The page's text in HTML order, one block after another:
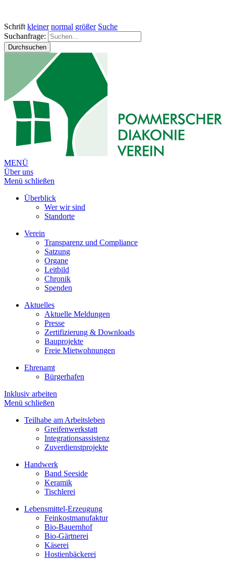
Schrift kleiner normal größer Suche
Suchanfrage:
Durchsuchen
MENÜ
Über uns
Menü schließen
Überblick
Wer wir sind
Standorte
Verein
Transparenz und Compliance
Satzung
Organe
Leitbild
Chronik
Spenden
Aktuelles
Aktuelle Meldungen
Presse
Zertifizierung & Downloads
Bauprojekte
Freie Mietwohnungen
Ehrenamt
Bürgerhafen
Inklusiv arbeiten
Menü schließen
Teilhabe am Arbeitsleben
Greifenwerkstatt
Integrationsassistenz
Zuverdienstprojekte
Handwerk
Band Seeside
Keramik
Tischlerei
Lebensmittel-Erzeugung
Feinkostmanufaktur
Bio-Bauernhof
Bio-Gärtnerei
Käserei
Hostienbäckerei